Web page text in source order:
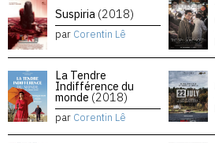
Suspiria (2018)
par Corentin Lê
La Tendre
Indifférence du
monde (2018)
par Corentin Lê